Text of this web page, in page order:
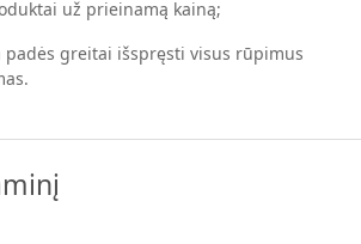
už prieinamą kainą;
greitai išspręsti visus rūpimus